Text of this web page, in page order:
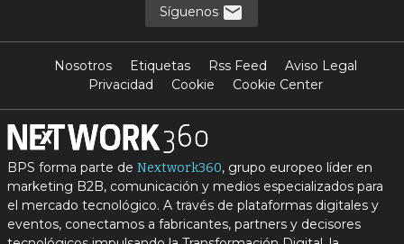
Síguenos
Nosotros Etiquetas Rss Feed
Aviso Legal
Privacidad
Cookie Cookie Center
BPS forma parte de Nextwork360, grupo europeo líder en
marketing B2B, comunicación y medios especializados para
el mercado tecnológico. A través de plataformas digitales y
eventos, conectamos a fabricantes, partners y decisores